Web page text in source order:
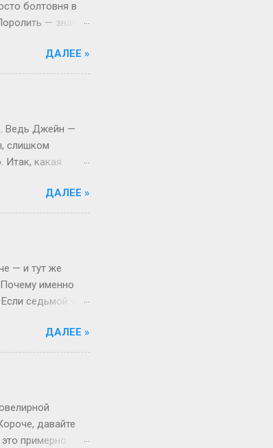
болтовня в
— значит
из субкультуры
то теперь
а активно
в эпоху,
зрения
ДАЛЕЕ »
Ведь Джейн —
слишком
Итак, какая
сериала.
вроде Миллер
правило.
добавляет
ДАЛЕЕ »
— и тут же
именно
седьмой час
математика.
(6:00) уже
договорились
«Я же не
имеет в виду
ДАЛЕЕ »
давайте
примерно